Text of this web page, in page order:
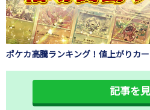
ポケカ高騰ランキング！値上がりカ
記事を